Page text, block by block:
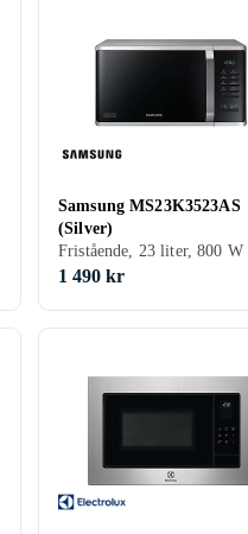
Samsung MS23K3523AS
(Silver)
Fristående, 23 liter, 800 W
1 490 kr